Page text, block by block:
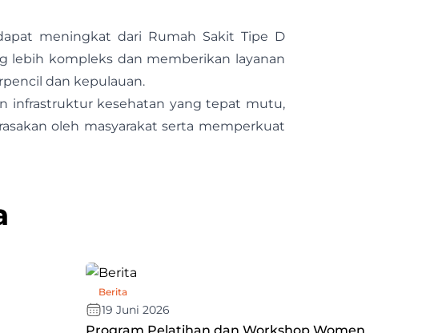
meningkat dari Rumah Sakit Tipe D
lebih kompleks dan memberikan layanan
dan kepulauan.
infrastruktur kesehatan yang tepat mutu,
oleh masyarakat serta memperkuat
Berita
19 Juni 2026
Program Pelatihan dan Workshop Women